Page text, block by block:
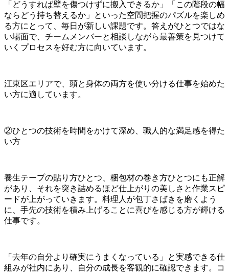
「どうすれば壁を傷つけずに搬入できるか」「この階段の幅
ならどう持ち替えるか」といった空間把握のパズルを楽しめ
る方にとって、毎日が新しい課題です。答えがひとつではな
い場面で、チームメンバーと相談しながら最善策を見つけて
いくプロセスを好む方に向いています。
江東区エリアで、頭と身体の両方を使い分ける仕事を始めた
い方に適しています。
②ひとつの技術を時間をかけて深め、職人的な満足感を得た
い方
養生テープの貼り方ひとつ、梱包材の巻き方ひとつにも正解
があり、それを突き詰めるほど仕上がりの美しさと作業スピ
ードが上がっていきます。料理人が包丁さばきを磨くよう
に、手先の技術を積み上げることに喜びを感じる方が輝ける
仕事です。
「去年の自分より確実にうまくなっている」と実感できる仕
組みが社内にあり、自分の成長を客観的に確認できます。コ